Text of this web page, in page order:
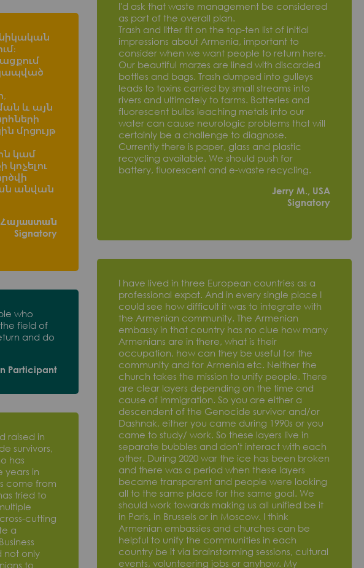
I'd ask that waste management be considered
as part of the overall plan.
Trash and litter fit on the top-ten list of initial
impressions about Armenia, important to
consider when we want people to return here.
Our beautiful marzes are lined with discarded
bottles and bags. Trash dumped into gulleys
leads to toxins carried by small streams into
rivers and ultimately to farms. Batteries and
fluorescent bulbs leaching metals into our
water can cause neurologic problems that will
certainly be a challenge to diagnose.
Currently there is paper, glass and plastic
recycling available. We should push for
battery, fluorescent and e-waste recycling.
Jerry M., USA
Signatory
և այն
մրցույթ
կամ
կոչելու
անվան
Հայաստան
Signatory
I have lived in three European countries as a
professional expat. And in every single place I
could see how difficult it was to integrate with
the Armenian community. The Armenian
embassy in that country has no clue how many
Armenians are in there, what is their
occupation, how can they be useful for the
community and for Armenia etc. Neither the
church takes the mission to unify people. There
are clear layers depending on the time and
cause of immigration. So you are either a
descendent of the Genocide survivor and/or
Dashnak, either you came during 1990s or you
came to study/ work. So these layers live in
separate bubbles and don't interact with each
other. During 2020 war the ice has been broken
and there was a period when these layers
became transparent and people were looking
all to the same place for the same goal. We
should work towards making us all unified be it
in Paris, in Brussels or in Moscow. I think
Armenian embassies and churches can be
helpful to unify the communities in each
country be it via brainstorming sessions, cultural
events, volunteering jobs or anyhow. My
who
field of
and do
Participant
raised in
survivors,
has
years in
come from
tried to
cutting
a
not only
to